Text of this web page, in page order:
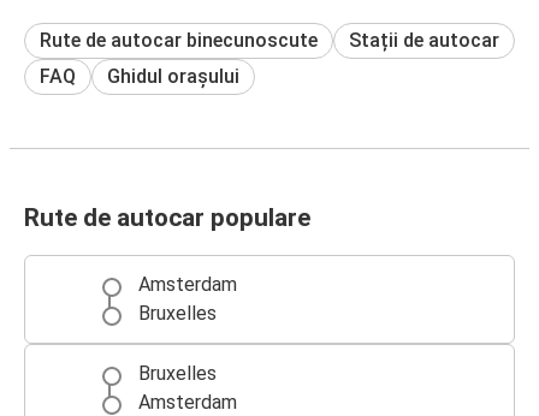
Rute de autocar binecunoscute
Stații de autocar
FAQ
Ghidul orașului
Rute de autocar populare
Amsterdam
Bruxelles
Bruxelles
Amsterdam